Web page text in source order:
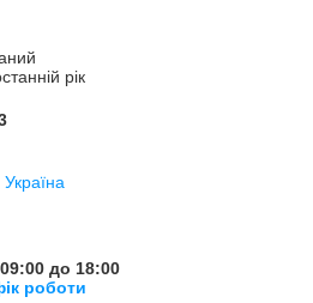
рік
Україна
до 18:00
роботи